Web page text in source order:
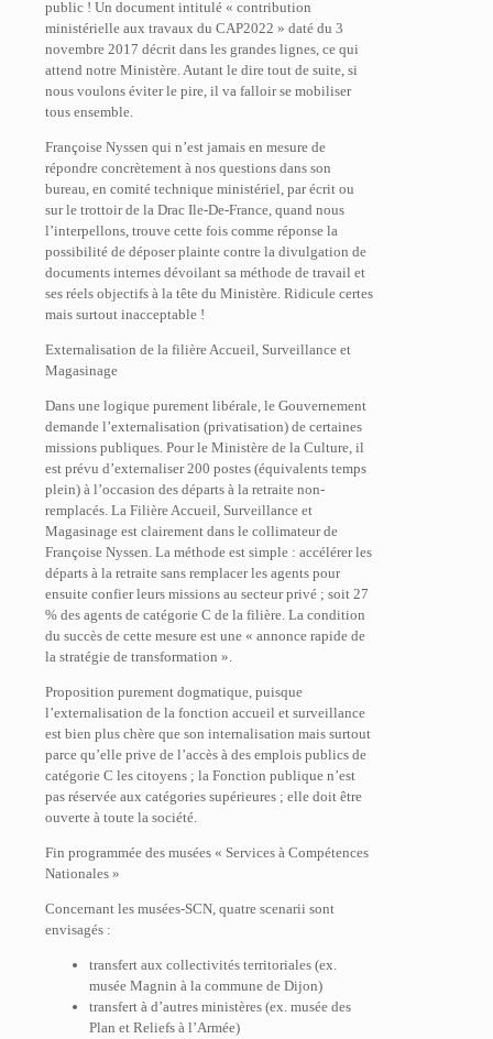
public ! Un document intitulé « contribution
ministérielle aux travaux du CAP2022 » daté du 3
novembre 2017 décrit dans les grandes lignes, ce qui
attend notre Ministère. Autant le dire tout de suite, si
nous voulons éviter le pire, il va falloir se mobiliser
tous ensemble.
Françoise Nyssen qui n’est jamais en mesure de
répondre concrètement à nos questions dans son
bureau, en comité technique ministériel, par écrit ou
sur le trottoir de la Drac Ile-De-France, quand nous
l’interpellons, trouve cette fois comme réponse la
possibilité de déposer plainte contre la divulgation de
documents internes dévoilant sa méthode de travail et
ses réels objectifs à la tête du Ministère. Ridicule certes
mais surtout inacceptable !
Externalisation de la filière Accueil, Surveillance et
Magasinage
Dans une logique purement libérale, le Gouvernement
demande l’externalisation (privatisation) de certaines
missions publiques. Pour le Ministère de la Culture, il
est prévu d’externaliser 200 postes (équivalents temps
plein) à l’occasion des départs à la retraite non-
remplacés. La Filière Accueil, Surveillance et
Magasinage est clairement dans le collimateur de
Françoise Nyssen. La méthode est simple : accélérer les
départs à la retraite sans remplacer les agents pour
ensuite confier leurs missions au secteur privé ; soit 27
% des agents de catégorie C de la filière. La condition
du succès de cette mesure est une « annonce rapide de
la stratégie de transformation ».
Proposition purement dogmatique, puisque
l’externalisation de la fonction accueil et surveillance
est bien plus chère que son internalisation mais surtout
parce qu’elle prive de l’accès à des emplois publics de
catégorie C les citoyens ; la Fonction publique n’est
pas réservée aux catégories supérieures ; elle doit être
ouverte à toute la société.
Fin programmée des musées « Services à Compétences
Nationales »
Concernant les musées-SCN, quatre scenarii sont
envisagés :
transfert aux collectivités territoriales (ex.
musée Magnin à la commune de Dijon)
transfert à d’autres ministères (ex. musée des
Plan et Reliefs à l’Armée)